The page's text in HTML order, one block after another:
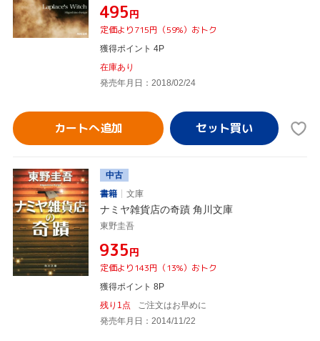
¥495円
定価より715円（59%）おトク
獲得ポイント 4P
在庫あり
発売年月日：2018/02/24
カートへ追加
中古
書籍
文庫
ナミヤ雑貨店の奇蹟 角川文庫
東野圭吾
¥935円
定価より143円（13%）おトク
獲得ポイント 8P
残り1点
ご注文はお早めに
発売年月日：2014/11/22